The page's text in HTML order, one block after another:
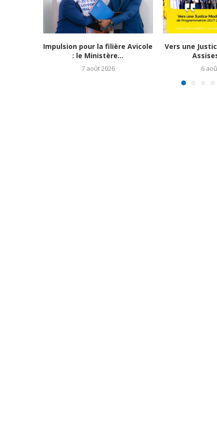
Impulsion pour la filière Avicole
: le Ministère...
7 août 2026
Vers une
6